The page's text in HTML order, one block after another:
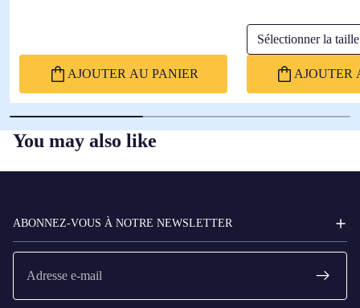
AJOUTER AU PANIER
Sélectionner la taille
AJOUTER
You may also like
ABONNEZ-VOUS À NOTRE NEWSLETTER
E-
mail